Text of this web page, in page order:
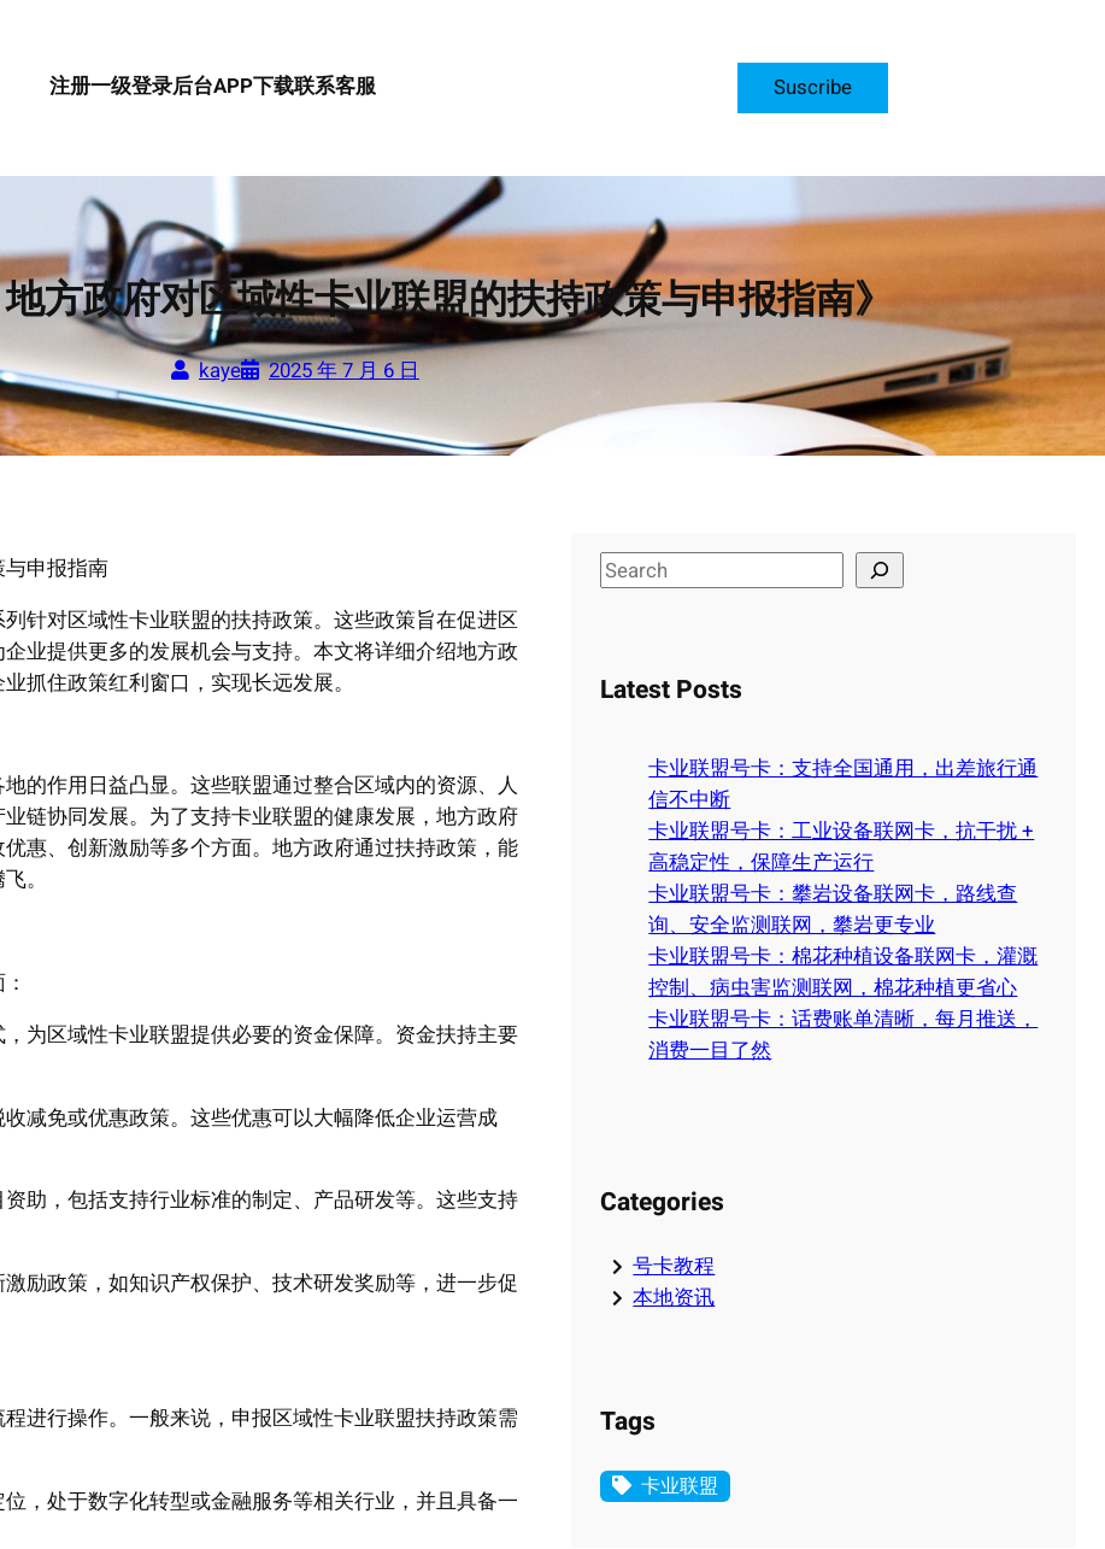
注册一级登录后台APP下载联系客服 Suscribe
方政府对区域性卡业联盟的扶持政策与申报指南》
kaye 2025 年 7 月 6 日
申报指南
针对区域性卡业联盟的扶持政策。这些政策旨在促进区
业提供更多的发展机会与支持。本文将详细介绍地方政
抓住政策红利窗口，实现长远发展。
的作用日益凸显。这些联盟通过整合区域内的资源、人
链协同发展。为了支持卡业联盟的健康发展，地方政府
惠、创新激励等多个方面。地方政府通过扶持政策，能
。
为区域性卡业联盟提供必要的资金保障。资金扶持主要
减免或优惠政策。这些优惠可以大幅降低企业运营成
助，包括支持行业标准的制定、产品研发等。这些支持
励政策，如知识产权保护、技术研发奖励等，进一步促
进行操作。一般来说，申报区域性卡业联盟扶持政策需
，处于数字化转型或金融服务等相关行业，并且具备一
S
e
c
Latest Posts
卡业联盟号卡：支持全国通用，出差旅行通
信不中断
卡业联盟号卡：工业设备联网卡，抗干扰 +
高稳定性，保障生产运行
卡业联盟号卡：攀岩设备联网卡，路线查
询、安全监测联网，攀岩更专业
卡业联盟号卡：棉花种植设备联网卡，灌溉
控制、病虫害监测联网，棉花种植更省心
卡业联盟号卡：话费账单清晰，每月推送，
消费一目了然
Categories
号卡教程
本地资讯
Tags
卡业联盟